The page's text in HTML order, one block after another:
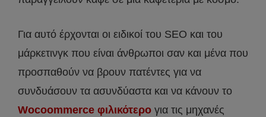
Για αυτό έρχονται οι ειδικοί του SEO και του
μάρκετινγκ που είναι άνθρωποι σαν και μένα που
προσπαθούν να βρουν πατέντες για να
συνδυάσουν τα ασυνδύαστα και να κάνουν το
Wocoommerce φιλικότερο για τις μηχανές